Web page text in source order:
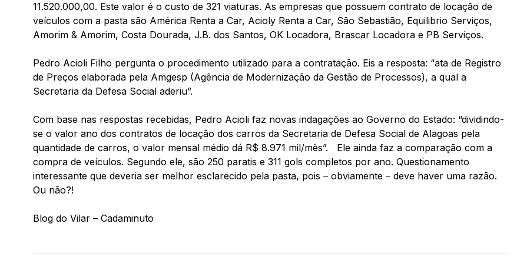
11.520.000,00. Este valor é o custo de 321 viaturas. As empresas que possuem contrato de locação de
veículos com a pasta são América Renta a Car, Acioly Renta a Car, São Sebastião, Equilibrio Serviços,
Amorim & Amorim, Costa Dourada, J.B. dos Santos, OK Locadora, Brascar Locadora e PB Serviços.
Pedro Acioli Filho pergunta o procedimento utilizado para a contratação. Eis a resposta: “ata de Registro
de Preços elaborada pela Amgesp (Agência de Modernização da Gestão de Processos), a qual a
Secretaria da Defesa Social aderiu”.
Com base nas respostas recebidas, Pedro Acioli faz novas indagações ao Governo do Estado: “dividindo-
se o valor ano dos contratos de locação dos carros da Secretaria de Defesa Social de Alagoas pela
quantidade de carros, o valor mensal médio dá R$ 8.971 mil/mês”. Ele ainda faz a comparação com a
compra de veículos. Segundo ele, são 250 paratis e 311 gols completos por ano. Questionamento
interessante que deveria ser melhor esclarecido pela pasta, pois – obviamente – deve haver uma razão.
Ou não?!
Blog do Vilar – Cadaminuto